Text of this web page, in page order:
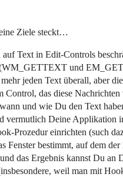
Ziele steckt…
Text in Edit-Controls
und
jeden Text überall, aber
Control, das diese
und wie Du den Text
vermutlich Deine Applikation
Prozedur einrichten (such
bestimmt, auf dem der
das Ergebnis kannst Du an
weil man mit